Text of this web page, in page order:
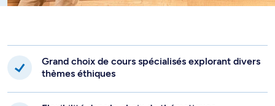
Grand choix de cours spécialisés explorant divers
thèmes éthiques